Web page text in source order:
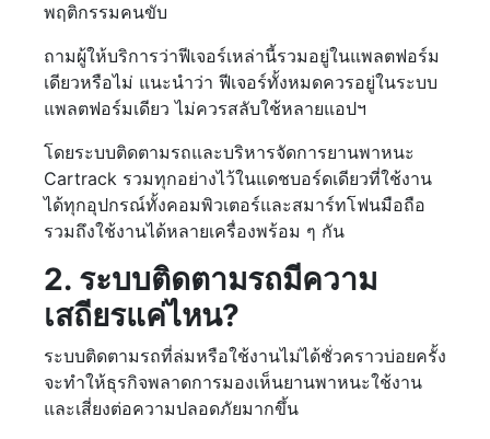
พฤติกรรมคนขับ
ถามผู้ให้บริการว่าฟีเจอร์เหล่านี้รวมอยู่ในแพลตฟอร์ม
เดียวหรือไม่ แนะนำว่า ฟีเจอร์ทั้งหมดควรอยู่ในระบบ
แพลตฟอร์มเดียว ไม่ควรสลับใช้หลายแอปฯ
โดยระบบติดตามรถและบริหารจัดการยานพาหนะ
Cartrack รวมทุกอย่างไว้ในแดชบอร์ดเดียวที่ใช้งาน
ได้ทุกอุปกรณ์ทั้งคอมพิวเตอร์และสมาร์ทโฟนมือถือ
รวมถึงใช้งานได้หลายเครื่องพร้อม ๆ กัน
2. ระบบติดตามรถมีความ
เสถียรแค่ไหน?
ระบบติดตามรถที่ล่มหรือใช้งานไม่ได้ชั่วคราวบ่อยครั้ง
จะทำให้ธุรกิจพลาดการมองเห็นยานพาหนะใช้งาน
และเสี่ยงต่อความปลอดภัยมากขึ้น